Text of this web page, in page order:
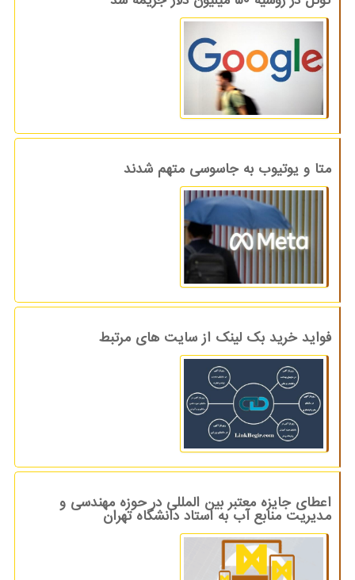
متا و یوتیوب به جاسوسی متهم شدند
فواید خرید بک لینک از سایت های مرتبط
اعطای جایزه معتبر بین المللی در حوزه مهندسی و
مدیریت منابع آب به استاد دانشگاه تهران